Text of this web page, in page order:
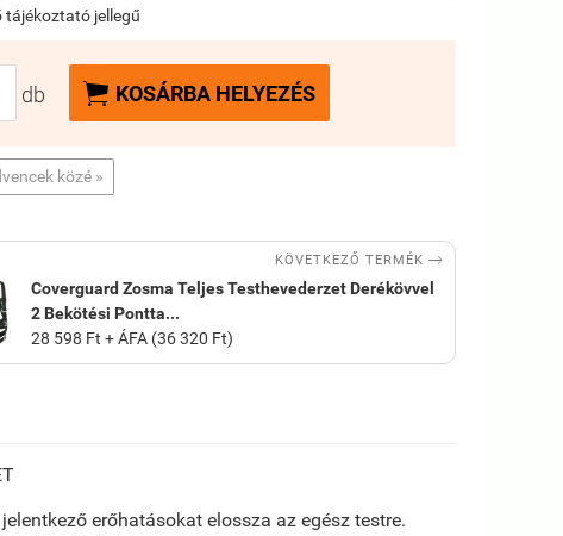
tájékoztató jellegű
db  KOSÁRBA HELYEZÉS
közé »
KÖVETKEZŐ TERMÉK 
Coverguard Zosma Teljes Testhevederzet Derékövvel
2 Bekötési Pontta...
28 598 Ft + ÁFA (36 320 Ft)
erőhatásokat elossza az egész testre.